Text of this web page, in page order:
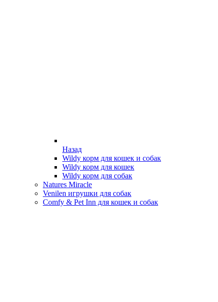
Назад
Wildy корм для кошек и собак
Wildy корм для кошек
Wildy корм для собак
Natures Miracle
Venilen игрушки для собак
Comfy & Pet Inn для кошек и собак